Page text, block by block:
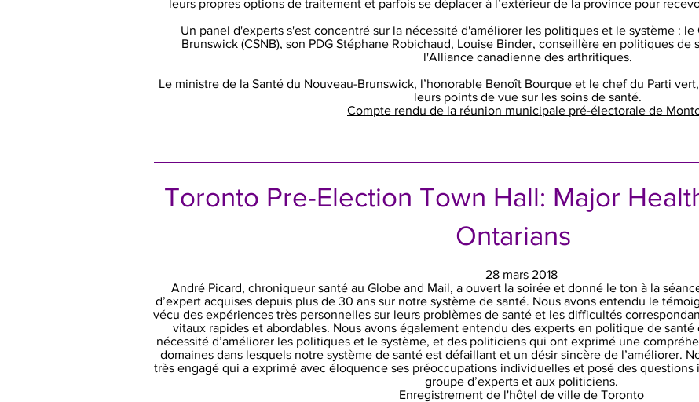
leurs propres options de traitement et parfois se déplacer à l’extérieur de la province pour
Un panel d'experts s'est concentré sur la nécessité d'améliorer les politiques et le système :
Brunswick (CSNB), son PDG Stéphane Robichaud, Louise Binder, conseillère en politiques de
l'Alliance canadienne des arthritiques.
Le ministre de la Santé du Nouveau-Brunswick, l’honorable Benoît Bourque et le chef du Parti
leurs points de vue sur les soins de santé.
Compte rendu de la réunion municipale pré-électorale de
Toronto Pre-Election Town Hall: Major
Ontarians
28 mars 2018
André Picard, chroniqueur santé au Globe and Mail, a ouvert la soirée et donné le ton à la
d’expert acquises depuis plus de 30 ans sur notre système de santé. Nous avons entendu le
vécu des expériences très personnelles sur leurs problèmes de santé et les difficultés
vitaux rapides et abordables. Nous avons également entendu des experts en politique de
nécessité d’améliorer les politiques et le système, et des politiciens qui ont exprimé une
domaines dans lesquels notre système de santé est défaillant et un désir sincère de l’améliorer.
très engagé qui a exprimé avec éloquence ses préoccupations individuelles et posé des
groupe d’experts et aux politiciens.
Enregistrement de l'hôtel de ville de Toronto